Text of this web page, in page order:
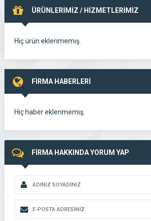
ÜRÜNLERİMİZ / HİZMETLERİMİZ
Hiç ürün eklenmemiş.
FİRMA HABERLERİ
Hiç haber eklenmemiş.
FİRMA HAKKINDA YORUM YAP